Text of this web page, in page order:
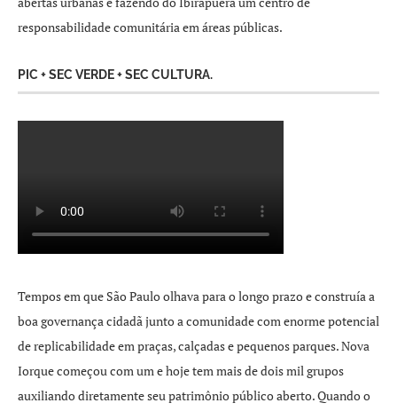
responsabilidade comunitária em áreas públicas.
PIC + SEC VERDE + SEC CULTURA.
Tempos em que São Paulo olhava para o longo prazo e construía a
boa governança cidadã junto a comunidade com enorme potencial
de replicabilidade em praças, calçadas e pequenos parques. Nova
Iorque começou com um e hoje tem mais de dois mil grupos
auxiliando diretamente seu patrimônio público aberto. Quando o